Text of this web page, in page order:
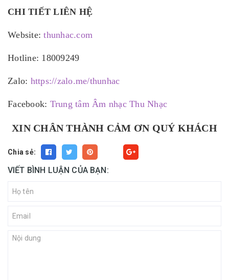
CHI TIẾT LIÊN HỆ
Website:thunhac.com
Hotline: 18009249
Zalo: https://zalo.me/thunhac
Facebook: Trung tâm Âm nhạc Thu Nhạc
XIN CHÂN THÀNH CẢM ƠN QUÝ KHÁCH
Chia sẻ:
VIẾT BÌNH LUẬN CỦA BẠN: